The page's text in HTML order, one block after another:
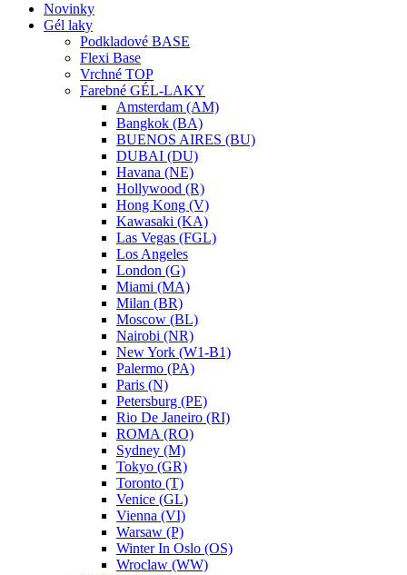
Novinky
Gél laky
Podkladové BASE
Flexi Base
Vrchné TOP
Farebné GÉL-LAKY
Amsterdam (AM)
Bangkok (BA)
BUENOS AIRES (BU)
DUBAI (DU)
Havana (NE)
Hollywood (R)
Hong Kong (V)
Kawasaki (KA)
Las Vegas (FGL)
Los Angeles
London (G)
Miami (MA)
Milan (BR)
Moscow (BL)
Nairobi (NR)
New York (W1-B1)
Palermo (PA)
Paris (N)
Petersburg (PE)
Rio De Janeiro (RI)
ROMA (RO)
Sydney (M)
Tokyo (GR)
Toronto (T)
Venice (GL)
Vienna (VI)
Warsaw (P)
Winter In Oslo (OS)
Wroclaw (WW)